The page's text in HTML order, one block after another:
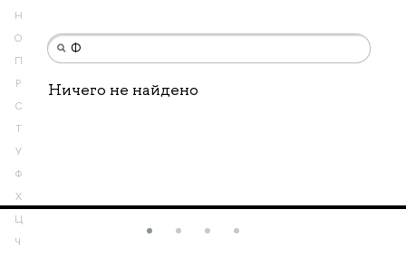
Н
О
П
Р
С
Т
У
Ф
Х
Ц
Ч
Ничего не найдено